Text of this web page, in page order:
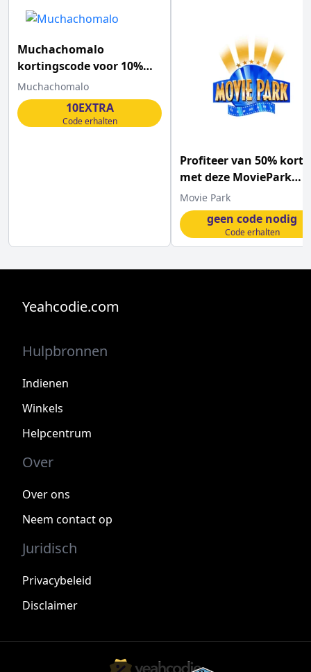
Muchachomalo
kortingscode voor 10%
EXTRA korting op je
aankoop
Muchachomalo
10EXTRA
Code erhalten
Profiteer van 50%
met deze MoviePark
Germany promocode
Movie Park
geen code nodig
Code erhalten
Yeahcodie.com
Hulpbronnen
Indienen
Winkels
Helpcentrum
Over
Over ons
Neem contact op
Juridisch
Privacybeleid
Disclaimer